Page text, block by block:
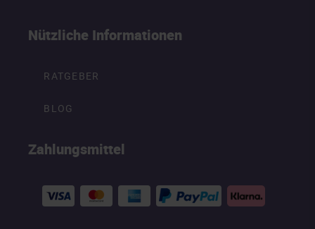
Nützliche Informationen
RATGEBER
BLOG
Zahlungsmittel